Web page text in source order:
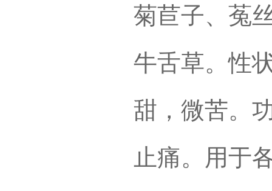
菊苣子、菟
牛舌草。性
甜，微苦。
止痛。用于